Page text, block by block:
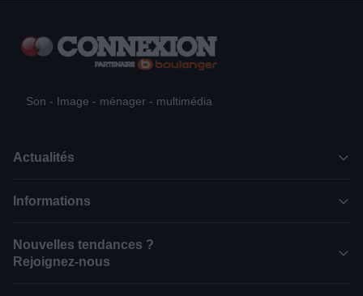
Son - Image - ménager - multimédia
Actualités
Informations
Nouvelles tendances ?
Rejoignez-nous